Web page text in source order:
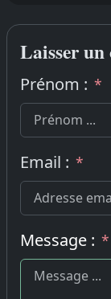
Laisser
Prénom : *
Email : *
Message : *